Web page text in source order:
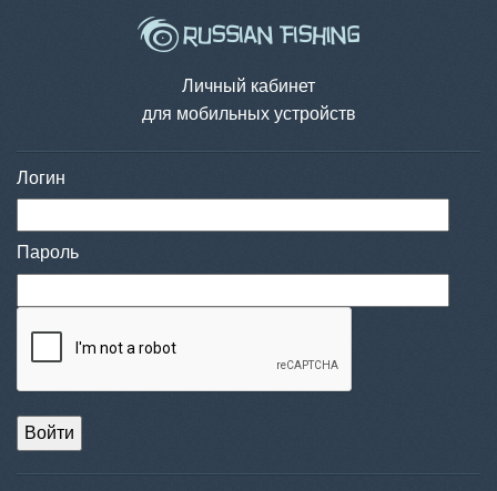
Личный кабинет
для мобильных устройств
Логин
Пароль
Войти